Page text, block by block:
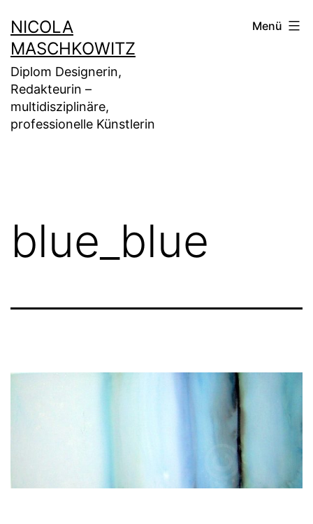
Inhalt
springen
NICOLA
MASCHKOWITZ
Diplom Designerin,
Redakteurin –
multidisziplinäre,
professionelle Künstlerin
Menü
blue_blue